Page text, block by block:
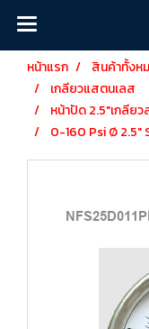
หน้าแรก สินค้าทั้งห
เกลียวแสตนเลส
หน้าปัด 2.5"เกลีย
0-160 Psi Ø 2.5"